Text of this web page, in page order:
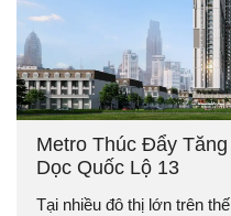
Metro Thúc Đẩy
Dọc Quốc Lộ 13
Tại nhiều đô thị lớn trên